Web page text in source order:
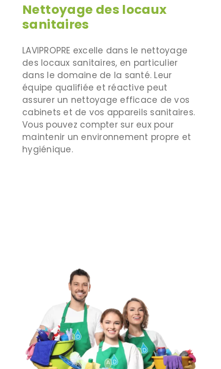
Nettoyage des locaux
sanitaires
LAVIPROPRE excelle dans le nettoyage
des locaux sanitaires, en particulier
dans le domaine de la santé. Leur
équipe qualifiée et réactive peut
assurer un nettoyage efficace de vos
cabinets et de vos appareils sanitaires.
Vous pouvez compter sur eux pour
maintenir un environnement propre et
hygiénique.